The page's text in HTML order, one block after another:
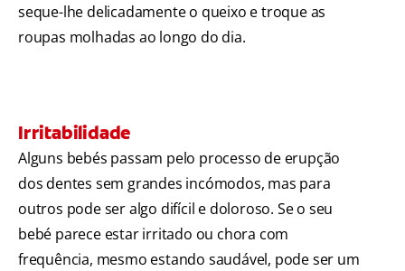
seque-lhe delicadamente o queixo e troque as
roupas molhadas ao longo do dia.
Irritabilidade
Alguns bebés passam pelo processo de erupção
dos dentes sem grandes incómodos, mas para
outros pode ser algo difícil e doloroso. Se o seu
bebé parece estar irritado ou chora com
frequência, mesmo estando saudável, pode ser um